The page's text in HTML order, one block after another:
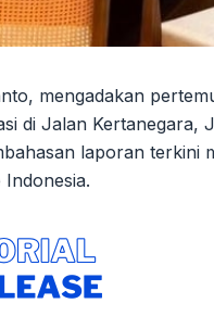
mengadakan
di Jalan Kertanegara,
laporan terkini